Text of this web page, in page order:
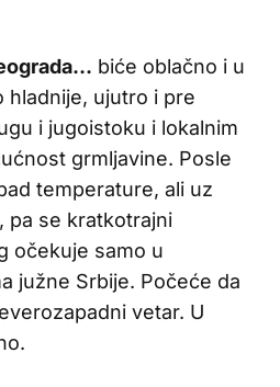
biće oblačno i u
hladnije, ujutro i pre
i jugoistoku i lokalnim
grmljavine. Posle
temperature, ali uz
pa se kratkotrajni
očekuje samo u
južne Srbije. Počeće da
vetar. U